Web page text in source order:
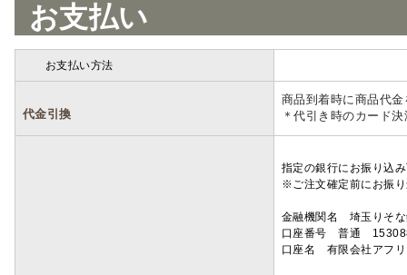
お支払い
お支払い方法
代金引換
商品到着時に商品代
＊代引き時のカード
指定の銀行にお振り込
※ご注文確定前にお振
金融機関名 埼玉りそ
口座番号 普通
口座名 有限会社アフ